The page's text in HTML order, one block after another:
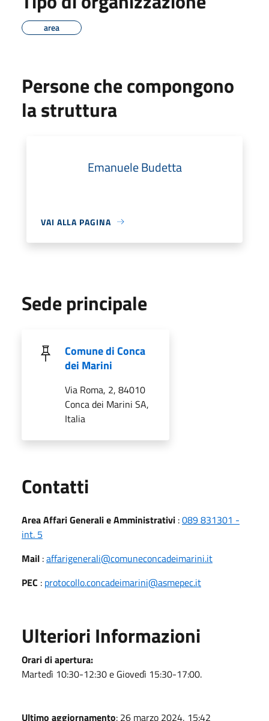
area
Persone che compongono
la struttura
Emanuele Budetta
VAI ALLA PAGINA
Sede principale
Comune di Conca
dei Marini
Via Roma, 2, 84010
Conca dei Marini SA,
Italia
Contatti
Area Affari Generali e Amministrativi :089 831301 -
int. 5
Mail :affarigenerali@comuneconcadeimarini.it
PEC : protocollo.concadeimarini@asmepec.it
Ulteriori Informazioni
Orari di apertura:
Martedì 10:30-12:30 e Giovedì 15:30-17:00.
Ultimo aggiornamento: 26 marzo 2024, 15:42